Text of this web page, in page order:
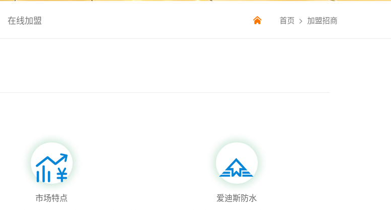
在线加盟 首页 > 加盟招商
市场特点
爱迪斯防水